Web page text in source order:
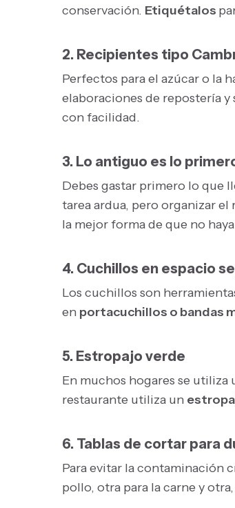
conservación. Etiquétalos
2. Recipientes tipo
Perfectos para el azúcar o la
elaboraciones de repostería y
con facilidad.
3. Lo antiguo es lo
Debes gastar primero lo que
tarea ardua, pero organizar
la mejor forma de que no
4. Cuchillos en espacio
Los cuchillos son
en portacuchillos o bandas
5. Estropajo verde
En muchos hogares se utiliza
restaurante utiliza un
6. Tablas de cortar para
Para evitar la contaminación
pollo, otra para la carne y